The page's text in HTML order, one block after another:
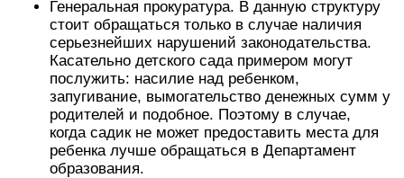
Генеральная прокуратура. В данную структуру
стоит обращаться только в случае наличия
серьезнейших нарушений законодательства.
Касательно детского сада примером могут
послужить: насилие над ребенком,
запугивание, вымогательство денежных сумм у
родителей и подобное. Поэтому в случае,
когда садик не может предоставить места для
ребенка лучше обращаться в Департамент
образования.